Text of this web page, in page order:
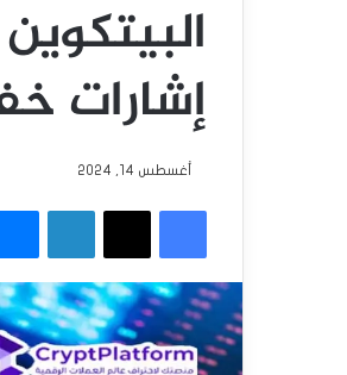
إشارات
أغسطس 14, 2024
فيسبوك
‫X لينكدإن